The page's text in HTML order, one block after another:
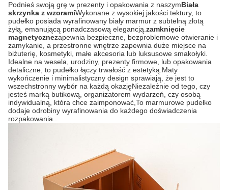
Podnieś swoją grę w prezenty i opakowania z naszymBiała
skrzynka z wzoramiWykonane z wysokiej jakości tektury, to
pudełko posiada wyrafinowany biały marmur z subtelną złotą
żyłą, emanującą ponadczasową elegancją. zamknięcie
magnetycznezapewnia bezpieczne, bezproblemowe otwieranie i
zamykanie, a przestronne wnętrze zapewnia duże miejsce na
biżuterię, kosmetyki, małe akcesoria lub luksusowe smakołyki.
Idealne na wesela, urodziny, prezenty firmowe, lub opakowania
detaliczne, to pudełko łączy trwałość z estetyką.Maty
wykończenie i minimalistyczny design sprawiają, że jest to
wszechstronny wybór na każdą okazjęNiezależnie od tego, czy
jesteś marką butikową, organizatorem wydarzeń, czy osobą
indywidualną, która chce zaimponować,To marmurowe pudełko
dodaje odrobiny wyrafinowania do każdego doświadczenia
rozpakowania..